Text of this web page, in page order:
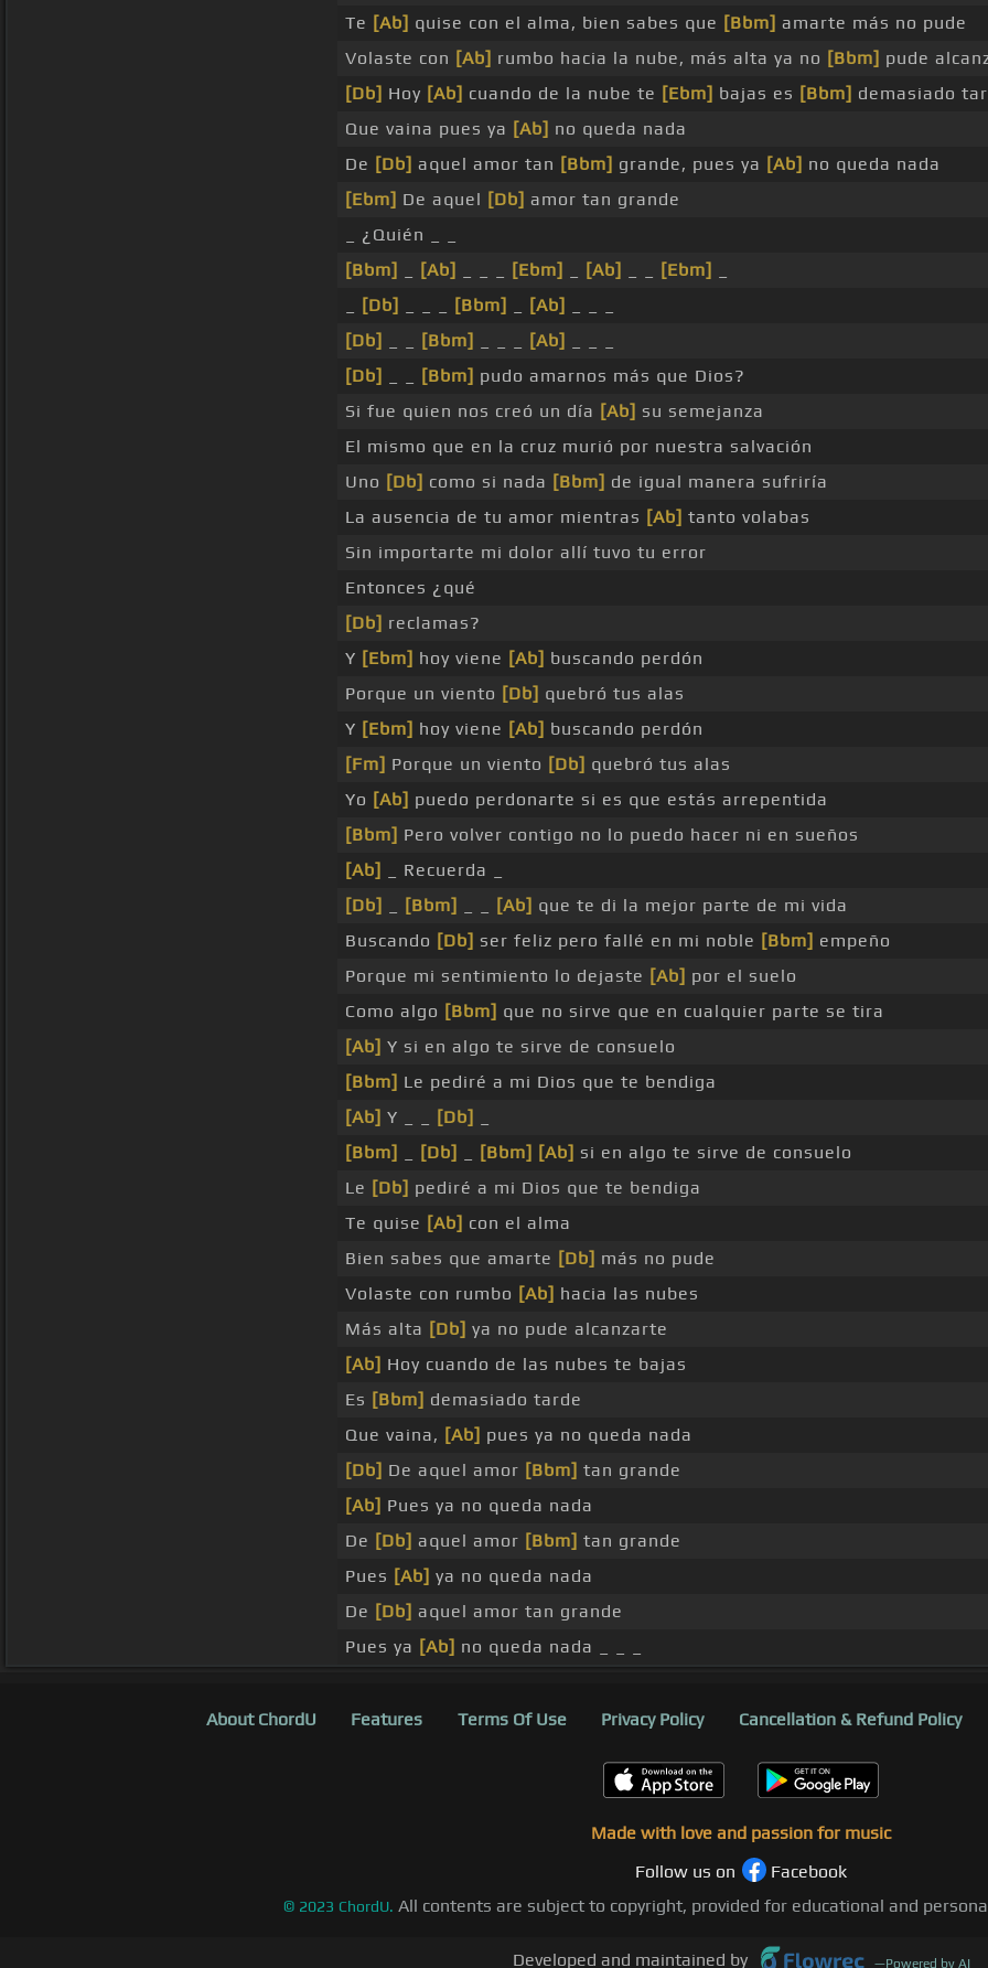
Te [Ab] quise con el alma, bien sabes que [Bbm] amarte más no pude
Volaste con [Ab] rumbo hacia la nube, más alta ya no [Bbm] pude
[Db] Hoy [Ab] cuando de la nube te [Ebm] bajas es [Bbm] demasiado
Que vaina pues ya [Ab] no queda nada
De [Db] aquel amor tan [Bbm] grande, pues ya [Ab] no queda nada
[Ebm] De aquel [Db] amor tan grande
_ ¿Quién _ _
[Bbm]
[Ab] [Ebm] [Ab] [Ebm]
[Db] [Bbm] [Ab]
[Db]
[Bbm] [Ab]
[Db]
[Bbm] pudo amarnos más que Dios?
Si fue quien nos creó un día [Ab] su semejanza
El mismo que en la cruz murió por nuestra salvación
Uno [Db] como si nada [Bbm] de igual manera sufriría
La ausencia de tu amor mientras [Ab] tanto volabas
Sin importarte mi dolor allí tuvo tu error
Entonces ¿qué
[Db] reclamas?
Y [Ebm] hoy viene [Ab] buscando perdón
Porque un viento [Db] quebró tus alas
Y [Ebm] hoy viene [Ab] buscando perdón
[Fm] Porque un viento [Db] quebró tus alas
Yo [Ab] puedo perdonarte si es que estás arrepentida
[Bbm] Pero volver contigo no lo puedo hacer ni en sueños
[Ab]
_ Recuerda _
[Db]
[Bbm] [Ab] que te di la mejor parte de mi vida
Buscando [Db] ser feliz pero fallé en mi noble [Bbm] empeño
Porque mi sentimiento lo dejaste [Ab] por el suelo
Como algo [Bbm] que no sirve que en cualquier parte se tira
[Ab] Y si en algo te sirve de consuelo
[Bbm] Le pediré a mi Dios que te bendiga
[Ab] Y _ _ [Db]
[Bbm]
[Db] [Bbm] [Ab] si en algo te sirve de consuelo
Le [Db] pediré a mi Dios que te bendiga
Te quise [Ab] con el alma
Bien sabes que amarte [Db] más no pude
Volaste con rumbo [Ab] hacia las nubes
Más alta [Db] ya no pude alcanzarte
[Ab] Hoy cuando de las nubes te bajas
Es [Bbm] demasiado tarde
Que vaina, [Ab] pues ya no queda nada
[Db] De aquel amor [Bbm] tan grande
[Ab] Pues ya no queda nada
De [Db] aquel amor [Bbm] tan grande
Pues [Ab] ya no queda nada
De [Db] aquel amor tan grande
Pues ya [Ab] no queda nada _ _ _
About ChordU Features Terms Of Use Privacy Policy Cancellation & Refund Policy
Made with love and passion for music
Follow us on
Facebook
© 2023 ChordU. All contents are subject to copyright, provided for educational and
Developed and maintained by —Powered by AI